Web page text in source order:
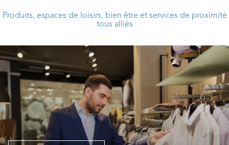
Produits, espaces de loisirs, bien être et services de proximité
tous alliés